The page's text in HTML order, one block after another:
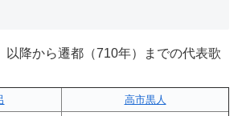
以降から遷都（710年）までの代表歌
高市黒人